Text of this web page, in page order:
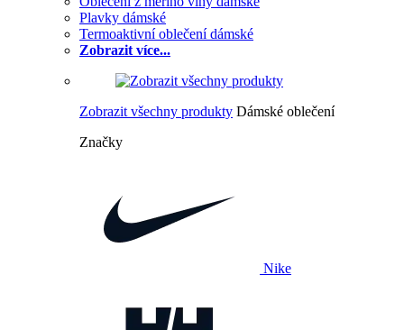
Plavky dámské
Termoaktivní oblečení dámské
Zobrazit více...
Zobrazit všechny produkty Dámské oblečení
Značky
Nike